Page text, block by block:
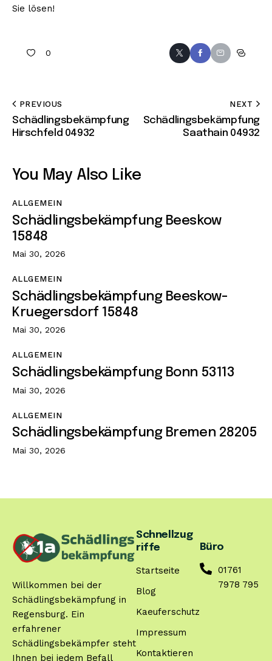
Sie lösen!
0
PREVIOUS
Schädlingsbekämpfung
Hirschfeld 04932
NEXT
Schädlingsbekämpfung
Saathain 04932
You May Also Like
ALLGEMEIN
Schädlingsbekämpfung Beeskow
15848
Mai 30, 2026
ALLGEMEIN
Schädlingsbekämpfung Beeskow-
Kruegersdorf 15848
Mai 30, 2026
ALLGEMEIN
Schädlingsbekämpfung Bonn 53113
Mai 30, 2026
ALLGEMEIN
Schädlingsbekämpfung Bremen 28205
Mai 30, 2026
Willkommen bei der
Schädlingsbekämpfung in
Regensburg. Ein
erfahrener
Schädlingsbekämpfer steht
Ihnen bei jedem Befall
Schnellzug
riffe
Startseite
Blog
Kaeuferschutz
Impressum
Kontaktieren
Büro
01761
7978 795